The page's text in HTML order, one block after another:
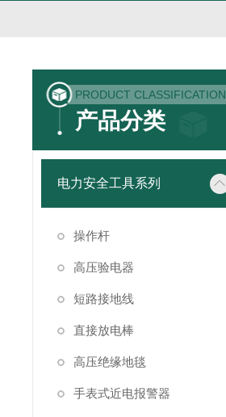
PRODUCT CLASSIFICATION
产品分类
电力安全工具系列
操作杆
高压验电器
短路接地线
直接放电棒
高压绝缘地毯
手表式近电报警器